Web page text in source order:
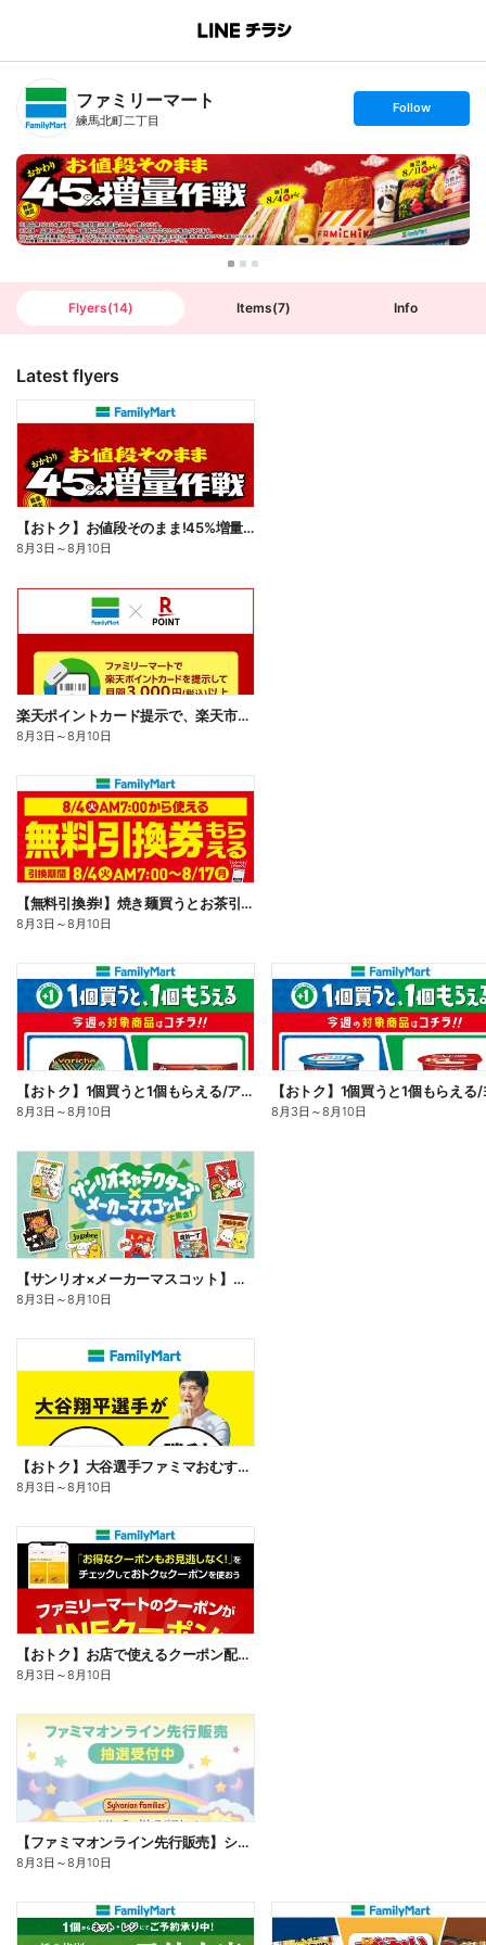
B
n
T
ファミリーマート
練馬北町二丁目
s
t
o
l
l
o
w
Follow
Flyers(14) Items(7) Info
Latest flyers
【おトク】お値段そのまま!45%増量作戦!
8月3日 ～8月10日
楽天ポイントカード提示で、楽天市場でのお買い物がおトクに!
8月3日 ～8月10日
【無料引換券!】焼き麺買うとお茶引換券貰える!
8月3日 ～8月10日
【おトク】1個買うと1個もらえる/アイス
8月3日 ～8月10日 8月3日 ～8月10日
【サンリオ×メーカーマスコット】オリジナルグッズ貰える!
8月3日 ～8月10日
【おトク】大谷選手ファミマおむすび割
8月3日 ～8月10日
【おトク】お店で使えるクーポン配信中
8月3日 ～8月10日
【ファミマオンライン先行販売】シルバニアファミリー
8月3日 ～8月10日